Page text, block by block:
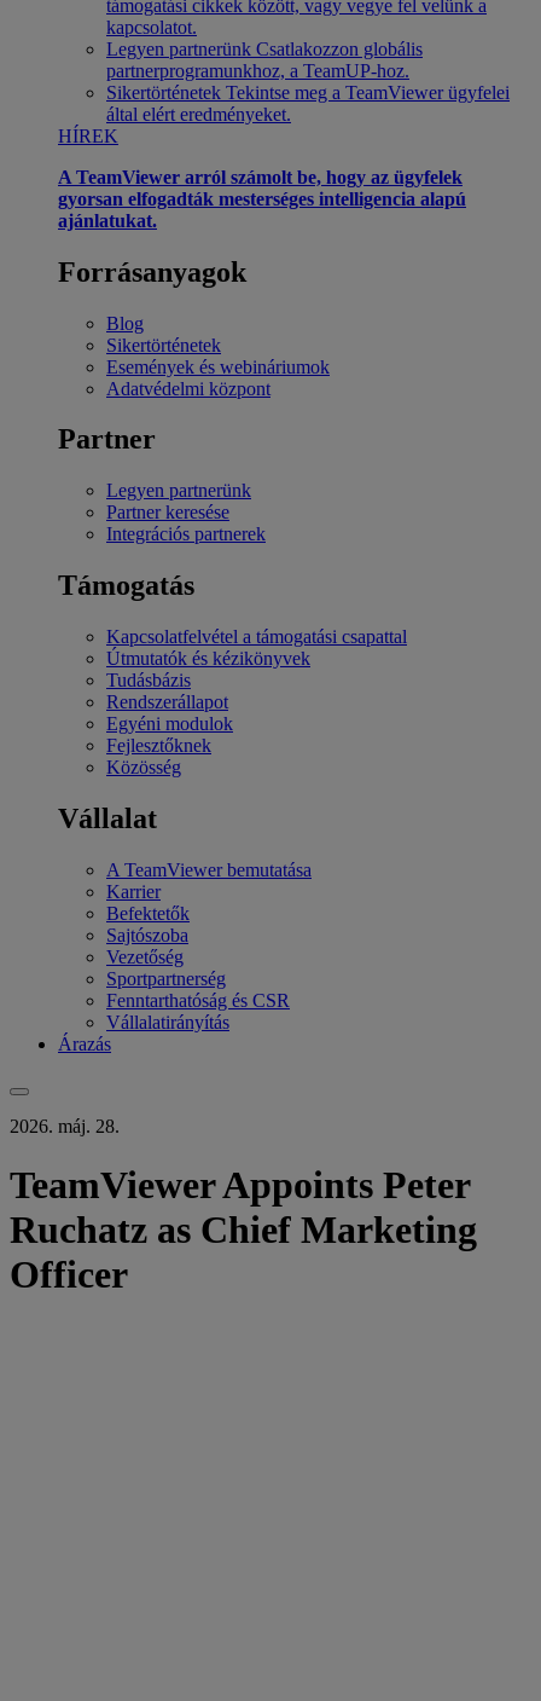
támogatási cikkek között, vagy vegye fel velünk a
kapcsolatot.
Legyen partnerünk Csatlakozzon globális
partnerprogramunkhoz, a TeamUP-hoz.
Sikertörténetek Tekintse meg a TeamViewer ügyfelei
által elért eredményeket.
HÍREK
A TeamViewer arról számolt be, hogy az ügyfelek
gyorsan elfogadták mesterséges intelligencia alapú
ajánlatukat.
Forrásanyagok
Blog
Sikertörténetek
Események és webináriumok
Adatvédelmi központ
Partner
Legyen partnerünk
Partner keresése
Integrációs partnerek
Támogatás
Kapcsolatfelvétel a támogatási csapattal
Útmutatók és kézikönyvek
Tudásbázis
Rendszerállapot
Egyéni modulok
Fejlesztőknek
Közösség
Vállalat
A TeamViewer bemutatása
Karrier
Befektetők
Sajtószoba
Vezetőség
Sportpartnerség
Fenntarthatóság és CSR
Vállalatirányítás
Árazás
2026. máj. 28.
TeamViewer Appoints Peter
Ruchatz as Chief Marketing
Officer